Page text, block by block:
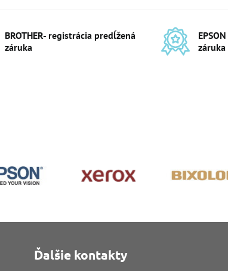
BROTHER- registrácia predĺžená
záruka
záruka
Ďalšie kontakty